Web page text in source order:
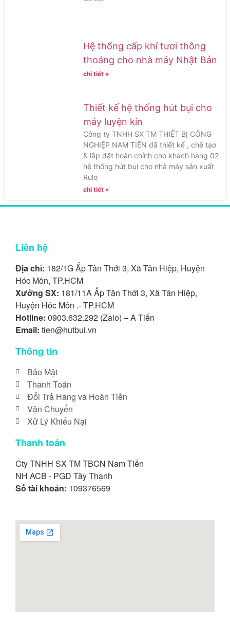
Hệ thống cấp khí tươi thông
thoáng cho nhà máy Nhật Bản
chi tiết »
Thiết kế hệ thống hút bụi cho
máy luyện kín
Công ty TNHH SX TM THIẾT BỊ CÔNG
NGHIỆP NAM TIẾN đã thiết kế , chế tạo
& lắp đặt hoàn chỉnh cho khách hàng 02
hệ thống hút bụi cho nhà máy sản xuất
Rulo
chi tiết »
Liên hệ
Địa chỉ: 182/1G Ấp Tân Thới 3, Xã Tân Hiệp, Huyện
Hóc Môn, TP.HCM
Xưởng SX: 181/11A Ấp Tân Thới 3, Xã Tân Hiệp,
Huyện Hóc Môn .- TP.HCM
Hotline: 0903.632.292 (Zalo) – A Tiến
Email: tien@hutbui.vn
Thông tin
Bảo Mật
Thanh Toán
Đổi Trả Hàng và Hoàn Tiền
Vận Chuyển
Xử Lý Khiếu Nại
Thanh toán
Cty TNHH SX TM TBCN Nam Tiến
NH ACB - PGD Tây Thạnh
Số tài khoản: 109376569